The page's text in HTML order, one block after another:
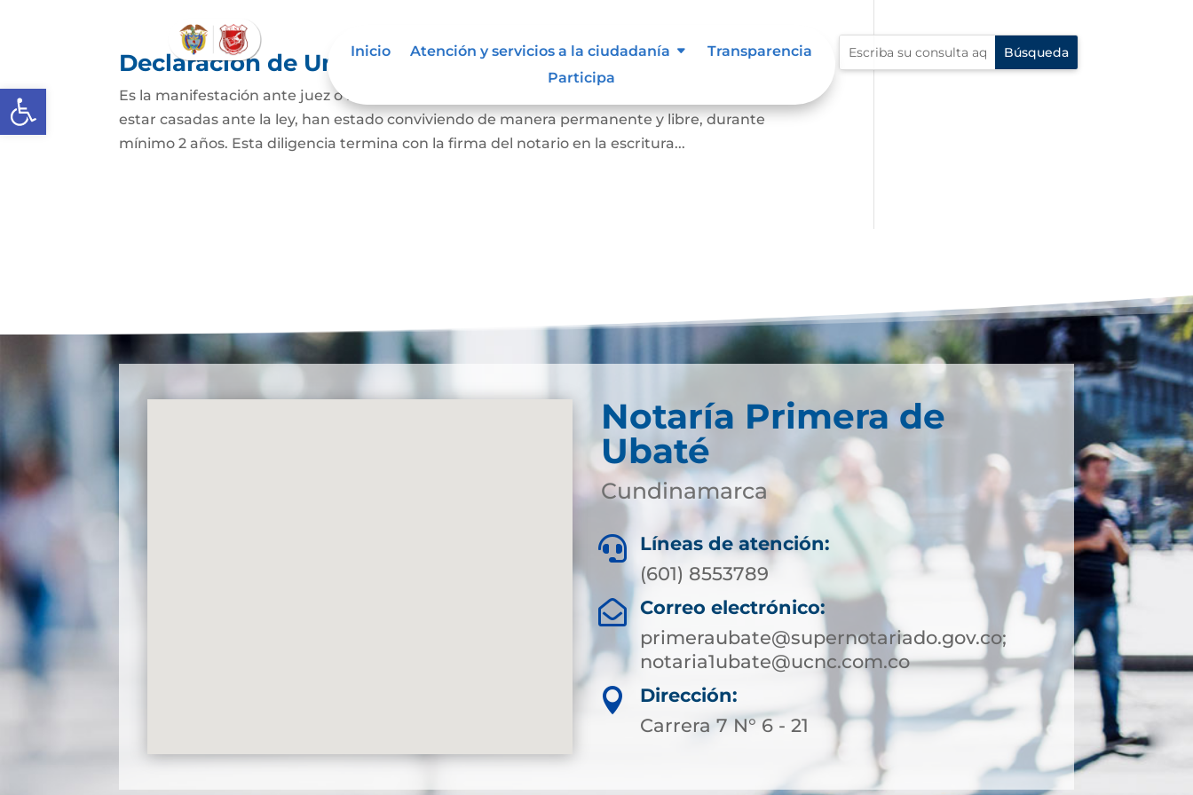
Abrir barra de herramientas
Inicio Atención y servicios a la ciudadanía
Transparencia
Participa
Declaración de Unión Marital de Hecho
Es la manifestación ante juez o notario de la existencia de la unión entre dos personas que, sin
estar casadas ante la ley, han estado conviviendo de manera permanente y libre, durante
mínimo 2 años. Esta diligencia termina con la firma del notario en la escritura...
Notaría Primera de
Ubaté
Cundinamarca

Líneas de atención:
(601) 8553789

Correo electrónico:
primeraubate@supernotariado.gov.co;
notaria1ubate@ucnc.com.co

Dirección:
Carrera 7 N° 6 - 21